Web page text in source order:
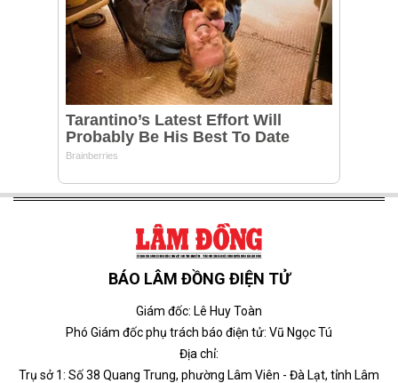
BÁO LÂM ĐỒNG ĐIỆN TỬ
Giám đốc: Lê Huy Toàn
Phó Giám đốc phụ trách báo điện tử: Vũ Ngọc Tú
Địa chỉ:
Trụ sở 1: Số 38 Quang Trung, phường Lâm Viên - Đà Lạt, tỉnh Lâm